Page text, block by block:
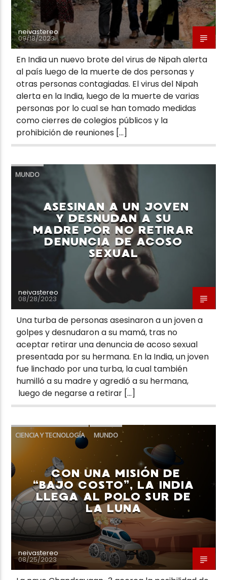
neivastereo
09/18/2023
En India un nuevo brote del virus de Nipah alerta
al país luego de la muerte de dos personas y
otras personas contagiadas. El virus del Nipah
alerta en la India, luego de la muerte de varias
personas por lo cual se han tomado medidas
como cierres de colegios públicos y la
prohibición de reuniones […]
MUNDO
ASESINAN A UN JOVEN
Y DESNUDAN A SU
MADRE POR NO RETIRAR
DENUNCIA DE ACOSO
SEXUAL
neivastereo
08/28/2023
Una turba de personas asesinaron a un joven a
golpes y desnudaron a su mamá, tras no
aceptar retirar una denuncia de acoso sexual
presentada por su hermana. En la India, un joven
fue linchado por una turba, la cual también
humilló a su madre y agredió a su hermana,
luego de negarse a retirar […]
CIENCIA Y TECNOLOGÍA MUNDO
CON UNA MISIÓN DE
“BAJO COSTO”, LA INDIA
LLEGA AL POLO SUR DE
LA LUNA
neivastereo
08/25/2023